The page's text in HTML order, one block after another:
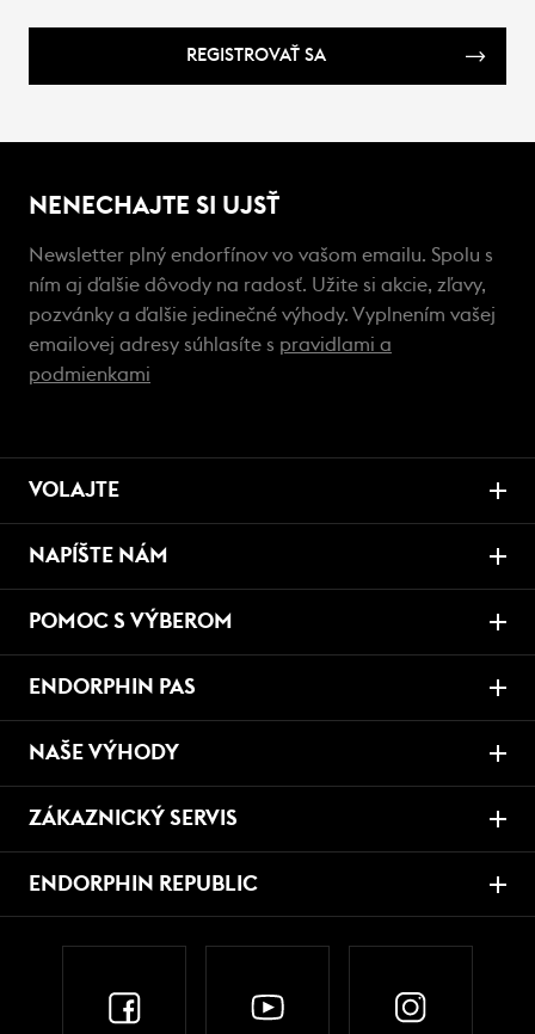
REGISTROVAŤ SA
NENECHAJTE SI UJSŤ
Newsletter plný endorfínov vo vašom emailu. Spolu s
ním aj ďalšie dôvody na radosť. Užite si akcie, zľavy,
pozvánky a ďalšie jedinečné výhody. Vyplnením vašej
emailovej adresy súhlasíte s pravidlami a
podmienkami
VOLAJTE
NAPÍŠTE NÁM
POMOC S VÝBEROM
ENDORPHIN PAS
NAŠE VÝHODY
ZÁKAZNICKÝ SERVIS
ENDORPHIN REPUBLIC